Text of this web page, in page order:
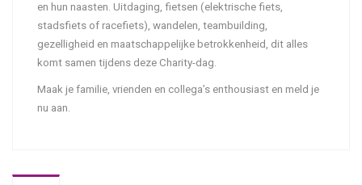
en hun naasten. Uitdaging, fietsen (elektrische fiets,
stadsfiets of racefiets), wandelen, teambuilding,
gezelligheid en maatschappelijke betrokkenheid, dit alles
komt samen tijdens deze Charity-dag.
Maak je familie, vrienden en collega’s enthousiast en meld je
nu aan.